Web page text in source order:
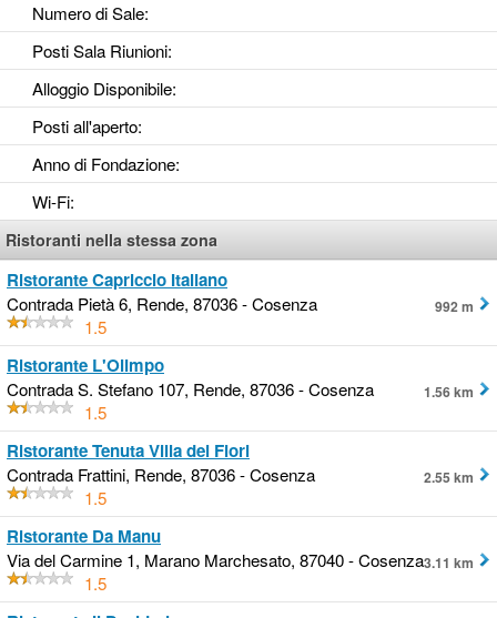
Numero di Sale:
Posti Sala Riunioni:
Alloggio Disponibile:
Posti all'aperto:
Anno di Fondazione:
Wi-Fi:
Ristoranti nella stessa zona
Ristorante Capriccio Italiano
Contrada Pietà 6, Rende, 87036 - Cosenza
1.5
992 m
Ristorante L'Olimpo
Contrada S. Stefano 107, Rende, 87036 - Cosenza
1.5
1.56 km
Ristorante Tenuta Villa dei Fiori
Contrada Frattini, Rende, 87036 - Cosenza
1.5
2.55 km
Ristorante Da Manu
Via del Carmine 1, Marano Marchesato, 87040 - Cosenza
1.5
3.11 km